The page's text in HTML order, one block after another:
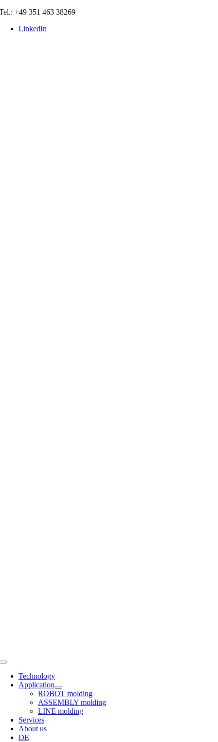
Skip
content
+49 351 463 38269
LinkedIn
Toggle
NavigationTechnology
Application
ROBOT molding
ASSEMBLY molding
LINE molding
Services
About us
DE